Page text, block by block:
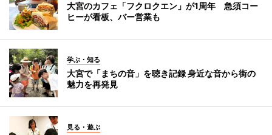
大宮のカフェ「フクロクエン」が1周年 急須コー
ヒーが看板、バー営業も
学ぶ・知る
大宮で「まちの音」を聴き記録 身近な音から街の
魅力を再発見
見る・遊ぶ